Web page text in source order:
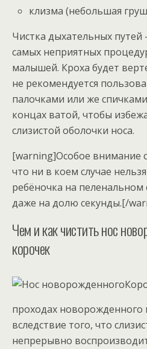
клизма (небольшая
Чистка дыхательных путей
самых неприятных
малышей. Кроха будет
не рекомендуется
палочками или же
концах ватой, чтобы
слизистой оболочки носа.
[warning]Особое внимание
что ни в коем случае
ребёночка на пеленальном
даже на долю секунды.[/
Чем и как чистить нос
корочек
проходах
вследствие того, что
непрерывно